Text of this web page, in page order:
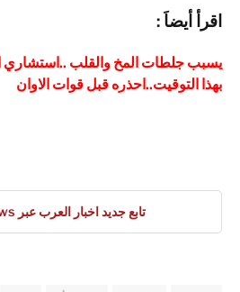
قرأ أيضاَ :
يسبب جلطات المخ والقلب ..استشاري
بهذا التوقيت..احذره قبل قوات الاوان
تابع جديد اخبار العرب عبر Google News